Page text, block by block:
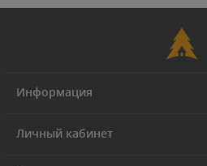
Информация
Личный кабинет